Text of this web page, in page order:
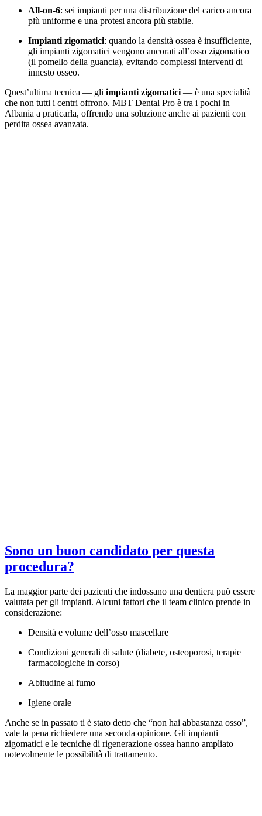
All-on-6: sei impianti per una distribuzione del carico ancora
più uniforme e una protesi ancora più stabile.
Impianti zigomatici: quando la densità ossea è insufficiente,
gli impianti zigomatici vengono ancorati all’osso zigomatico
(il pomello della guancia), evitando complessi interventi di
innesto osseo.
Quest’ultima tecnica — gli impianti zigomatici — è una specialità
che non tutti i centri offrono. MBT Dental Pro è tra i pochi in
Albania a praticarla, offrendo una soluzione anche ai pazienti con
perdita ossea avanzata.
Sono un buon candidato per questa
procedura?
La maggior parte dei pazienti che indossano una dentiera può essere
valutata per gli impianti. Alcuni fattori che il team clinico prende in
considerazione:
Densità e volume dell’osso mascellare
Condizioni generali di salute (diabete, osteoporosi, terapie
farmacologiche in corso)
Abitudine al fumo
Igiene orale
Anche se in passato ti è stato detto che “non hai abbastanza osso”,
vale la pena richiedere una seconda opinione. Gli impianti
zigomatici e le tecniche di rigenerazione ossea hanno ampliato
notevolmente le possibilità di trattamento.